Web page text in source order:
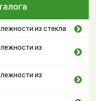
из стекла
из
из